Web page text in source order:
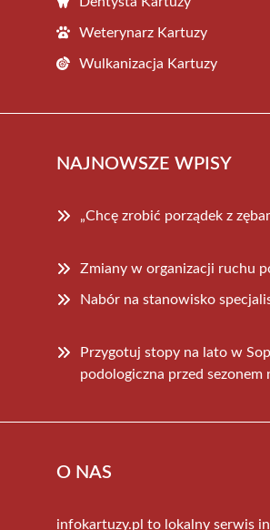
Weterynarz Kartuzy
Wulkanizacja Kartuzy
NAJNOWSZE WPISY
„Chcę zrobić porządek z
Zmiany w organizacji ruchu
Nabór na stanowisko
Przygotuj stopy na lato w
podologiczna przed sezonem
O NAS
infokartuzy.pl to lokalny serwis